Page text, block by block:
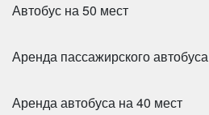
Автобус на 50 мест
Аренда пассажирского автобуса
Аренда автобуса на 40 мест